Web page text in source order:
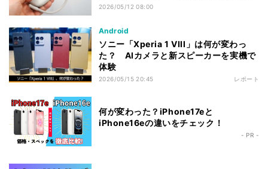
2026/05/12 08:00
Android
ソニー「Xperia 1 VIII」は何が変わっ
た？ AIカメラと新スピーカーを実機で
体験
2026/05/15 20:45 レポート
何が変わった？iPhone17eと
iPhone16eの違いをチェック！
- PR -